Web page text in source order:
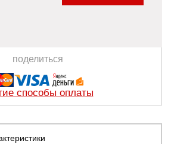
поделиться
способы оплаты